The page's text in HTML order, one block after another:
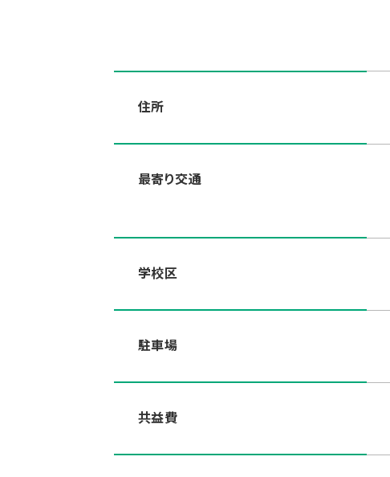
住所
最寄り交通
学校区
駐車場
共益費